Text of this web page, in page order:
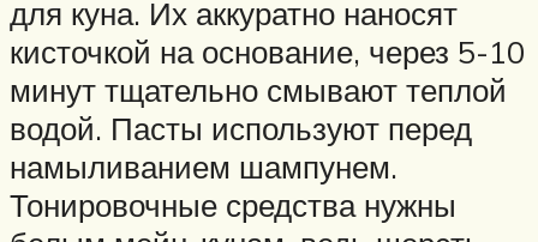
для куна. Их аккуратно наносят
кисточкой на основание, через 5-10
минут тщательно смывают теплой
водой. Пасты используют перед
намыливанием шампунем.
Тонировочные средства нужны